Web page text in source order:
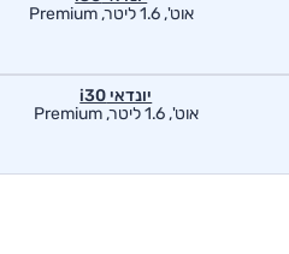
אוט', 1.6 ליטר, Premium
יונדאי i30
אוט', 1.6 ליטר, Premium